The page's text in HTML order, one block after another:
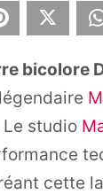
Pinterest
bicolore
studio
cette